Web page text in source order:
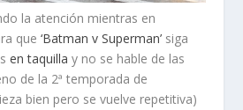
la atención mientras en
que‘Batman v Superman’ siga
en taquilla y no se hable de las
de la 2ª temporada de
bien pero se vuelve repetitiva)